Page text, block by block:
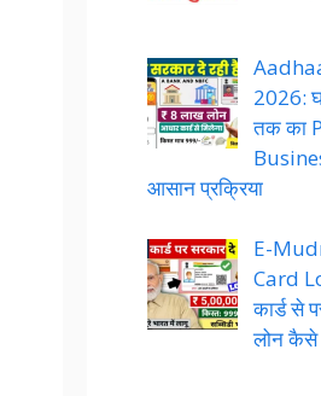
2026:
तक का
आसान प्रक्रिया
E-
Card
कार्ड से
लोन